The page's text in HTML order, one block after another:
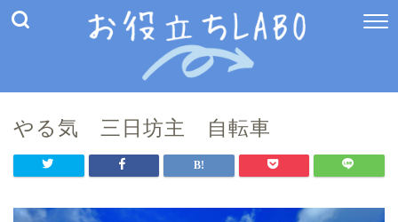
やる気 三日坊主 自転車